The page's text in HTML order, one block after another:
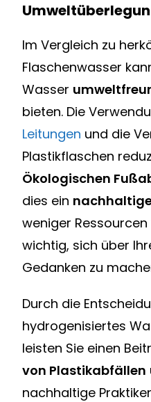
Im Vergleich zu
Flaschenwasser
Wasser
bieten. Die
Leitungen und die
Plastikflaschen
Ökologischen
dies ein
weniger
wichtig, sich über
Gedanken zu
Durch die
hydrogenisiertes
leisten Sie einen
von Plastikabfällen
nachhaltige